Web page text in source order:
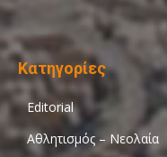
Κατηγορίες
Editorial
Αθλητισμός – Νεολαία